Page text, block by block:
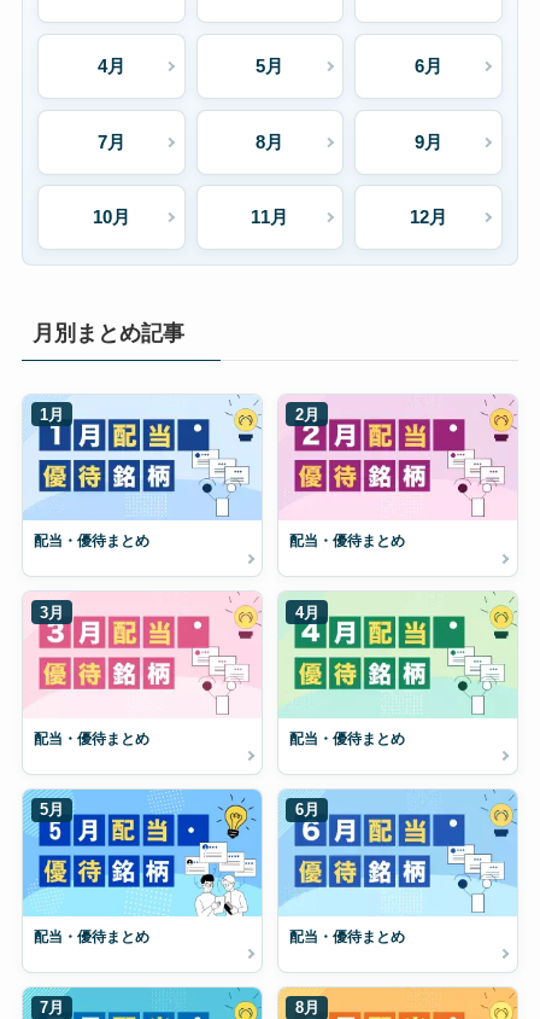
4月 5月 6月
7月 8月 9月
10月 11月 12月
月別まとめ記事
1月
配当・優待まとめ
2月
配当・優待まとめ
3月
配当・優待まとめ
4月
配当・優待まとめ
5月
配当・優待まとめ
6月
配当・優待まとめ
7月 8月